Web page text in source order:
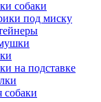
собаки
под миску
на подставке